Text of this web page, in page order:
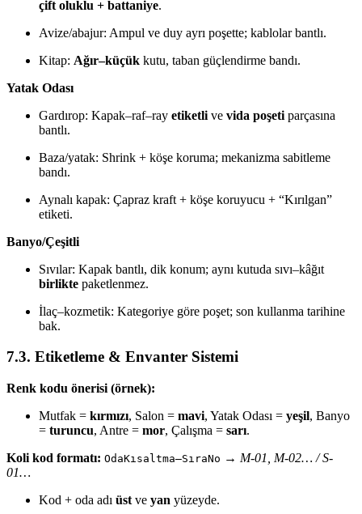
çift oluklu + battaniye.
Avize/abajur: Ampul ve duy ayrı poşette; kablolar bantlı.
Kitap: Ağır–küçük kutu, taban güçlendirme bandı.
Yatak Odası
Gardırop: Kapak–raf–ray etiketli ve vida poşeti parçasına
bantlı.
Baza/yatak: Shrink + köşe koruma; mekanizma sabitleme
bandı.
Aynalı kapak: Çapraz kraft + köşe koruyucu + “Kırılgan”
etiketi.
Banyo/Çeşitli
Sıvılar: Kapak bantlı, dik konum; aynı kutuda sıvı–kâğıt
birlikte paketlenmez.
İlaç–kozmetik: Kategoriye göre poşet; son kullanma tarihine
bak.
7.3. Etiketleme & Envanter Sistemi
Renk kodu önerisi (örnek):
Mutfak = kırmızı, Salon = mavi, Yatak Odası = yeşil, Banyo
= turuncu, Antre = mor, Çalışma = sarı.
Koli kod formatı: OdaKısaltma–SıraNo → M-01, M-02… / S-
01…
Kod + oda adı üst ve yan yüzeyde.